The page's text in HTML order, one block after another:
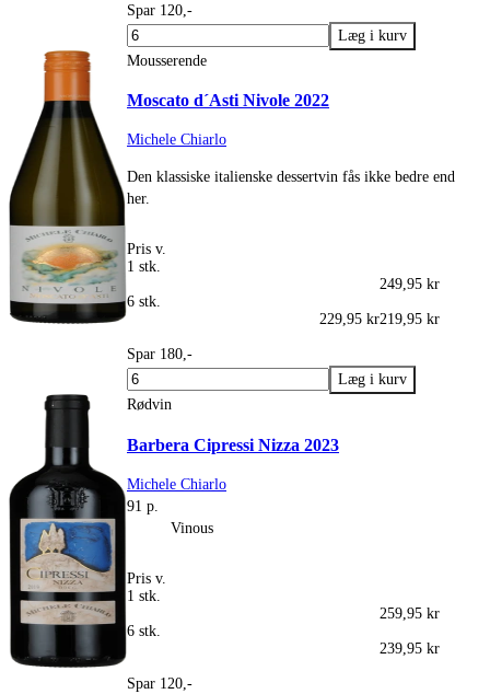
Spar 120,-
Mousserende
Moscato d´Asti Nivole 2022
Michele Chiarlo
Den klassiske italienske dessertvin fås ikke bedre end
her.
Pris v.
1 stk.
249,95 kr
6 stk.
229,95 kr219,95 kr
Spar 180,-
Rødvin
Barbera Cipressi Nizza 2023
Michele Chiarlo
91 p.
Vinous
Pris v.
1 stk.
259,95 kr
6 stk.
239,95 kr
Spar 120,-